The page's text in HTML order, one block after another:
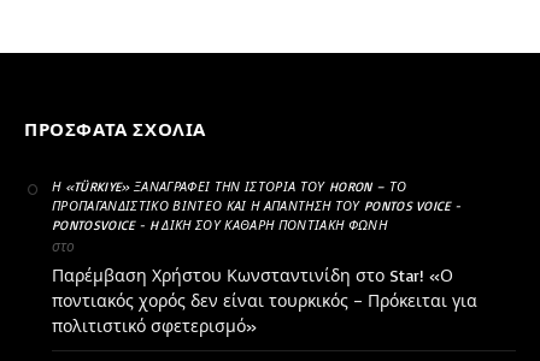
ΠΡΌΣΦΑΤΑ ΣΧΌΛΙΑ
Η «TÜRKIYE» ΞΑΝΑΓΡΆΦΕΙ ΤΗΝ ΙΣΤΟΡΊΑ ΤΟΥ HORON – ΤΟ
ΠΡΟΠΑΓΑΝΔΙΣΤΙΚΌ ΒΊΝΤΕΟ ΚΑΙ Η ΑΠΆΝΤΗΣΗ ΤΟΥ PONTOS VOICE -
PONTOSVOICE - H ΔΙΚΉ ΣΟΥ ΚΑΘΑΡΗ ΠΟΝΤΙΑΚΉ ΦΩΝΉ
στο
Παρέμβαση Χρήστου Κωνσταντινίδη στο Star! «Ο
ποντιακός χορός δεν είναι τουρκικός – Πρόκειται για
πολιτιστικό σφετερισμό»